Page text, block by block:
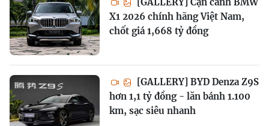
X1 2026 chính hãng Việt Nam,
chốt giá 1,668 tỷ đồng
[GALLERY] BYD Denza Z9S
hơn 1,1 tỷ đồng - lăn bánh 1.100
km, sạc siêu nhanh